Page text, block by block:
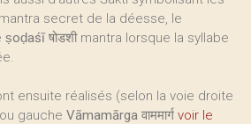
secret de la déesse, le
ṣoḍaśī षोडशीmantra lorsque la syllabe
ensuite réalisés (selon la voie droite
ou gauche Vāmamārga वाममार्ग voir le